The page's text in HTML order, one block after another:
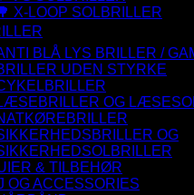
X-LOOP SOLBRILLER
BLÅ LYS BRILLER /
UDEN STYRKE
OG
OG
& TILBEHØR
OG ACCESSORIES